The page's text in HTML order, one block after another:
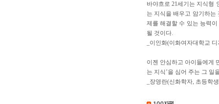
바야흐로 21세기는 지식형
는 지식을 배우고 암기하
제를 해결할 수 있는 능력
될 것이다.
_이인화(이화여자대학교
이젠 안심하고 아이들에게
는 지식’을 심어 주는 그 일
_장영란(신화학자, 초등학